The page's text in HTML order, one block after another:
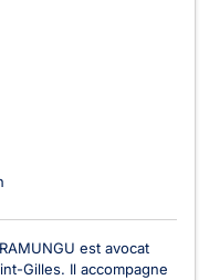
est avocat
Gilles. Il accompagne